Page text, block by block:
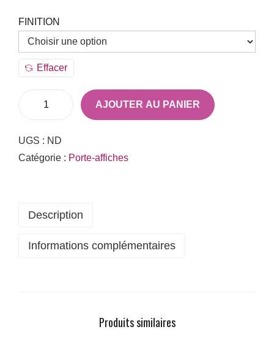
FINITION
Effacer
AJOUTER AU PANIER
UGS : ND
Catégorie : Porte-affiches
Description
Informations complémentaires
Produits similaires